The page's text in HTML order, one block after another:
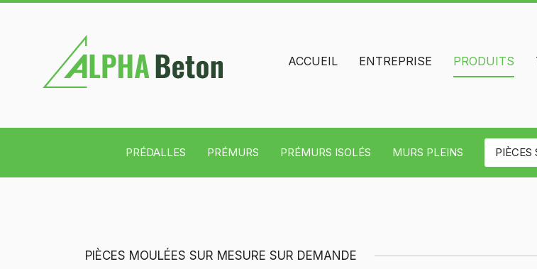
ACCUEIL ENTREPRISE PRODUITS
PRÉDALLES PRÉMURS PRÉMURS ISOLÉS MURS PLEINS PIÈCES
PIÈCES MOULÉES SUR MESURE SUR DEMANDE